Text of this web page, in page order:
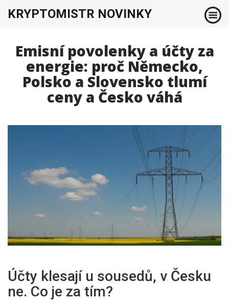
KRYPTOMISTR NOVINKY
Emisní povolenky a účty za
energie: proč Německo,
Polsko a Slovensko tlumí
ceny a Česko váhá
Účty klesají u sousedů, v Česku
ne. Co je za tím?